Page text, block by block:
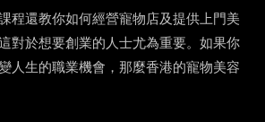
程還教你如何經營寵物店及提供上門美
對於想要創業的人士尤為重要。如果你
人生的職業機會，那麼香港的寵物美容